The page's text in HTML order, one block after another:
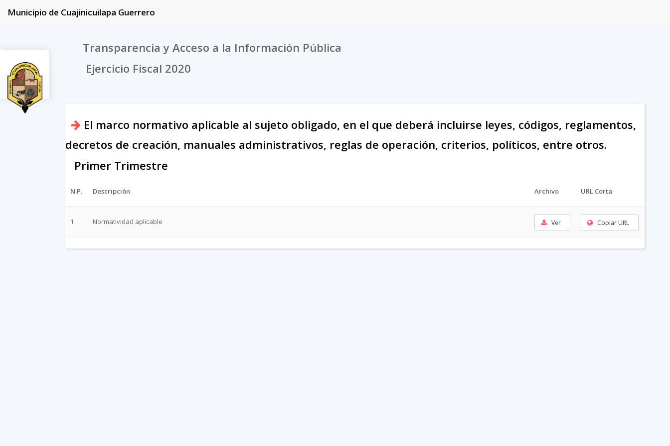
2020
Municipio de Cuajinicuilapa Guerrero
Transparencia y Acceso a la Información Pública
Ejercicio Fiscal 2020
El marco normativo aplicable al sujeto obligado, en el que deberá incluirse leyes, códigos, reglamentos,
decretos de creación, manuales administrativos, reglas de operación, criterios, políticos, entre otros.
Primer Trimestre
N.P. Descripción Archivo URL Corta
1 Normatividad aplicable Ver Copiar URL